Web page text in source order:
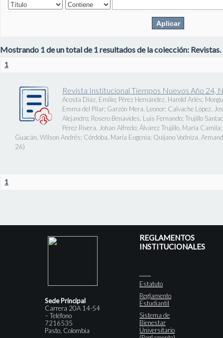
Mostrando 1 de un total de 1 resultados de la colección: Revistas.
1
Revista Institucional Tiempos Nuevos Año 24,
Acosta Díaz, Emilio; Pérez Hernández, Harold Arlés;
Emma del Pilar; Garzón Mera, Leonor; Calvache López,
Alejandro; Rosero Benavides, Luis Fernando; Trujillo
Pérez Rivera, Johan Alfredo; Álvarez Trujillo, María Camila;
Guacán, Wilson Andrés; Córdoba, María Eugenia; Quijano Vodniza,
26)
1
Sede Principal
Carrera 20A 14-54
– Teléfono
7216535
Pasto, Colombia
REGLAMENTOS
INSTITUCIONALES
Estatuto
Reglamento
Estudiantil
Sistema de
Bienestar
Universitario